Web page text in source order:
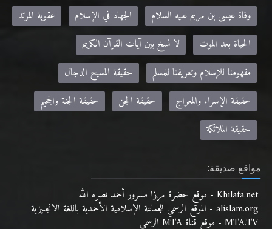
وفاة عيسى بن مريم عليه السلام
الجهاد في الإسلام
عقوبة المرتد
الحياة بعد الموت
لا نسخ بين آيات القرآن الكريم
مفهومنا للإسلام وتعريفنا للمسلم
حقيقة المسيح الدجال
حقيقة الإسراء والمعراج
حقيقة الجن
حقيقة الجنة والجحيم
حقيقة الملائكة
مواقع صديقة:
Khilafa.net - موقع حضرة مرزا مسرور أحمد نصره الله
alislam.org - الموقع الرسمي للجماعة الإسلامية الأحمدية باللغة الانجليزية
MTA.TV - موقع قناة MTA الرسمي